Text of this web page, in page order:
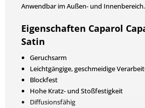
Anwendbar im Außen- und Innenbereich.
Eigenschaften Caparol
Satin
Geruchsarm
Leichtgängige, geschmeidige
Blockfest
Hohe Kratz- und Stoßfestigkeit
Diffusionsfähig